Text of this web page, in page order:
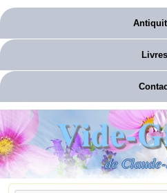
Livres
Vide-
de